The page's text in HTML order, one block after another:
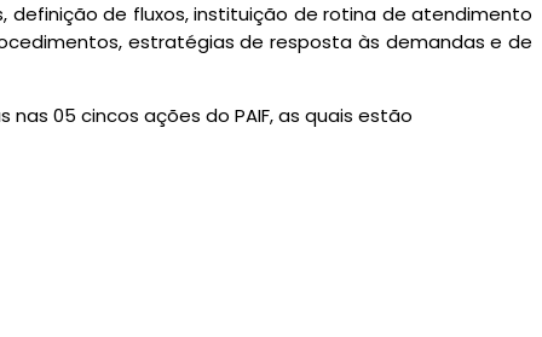
definição de fluxos, instituição de rotina de atendimento
estratégias de resposta às demandas e de
05 cincos ações do PAIF, as quais estão